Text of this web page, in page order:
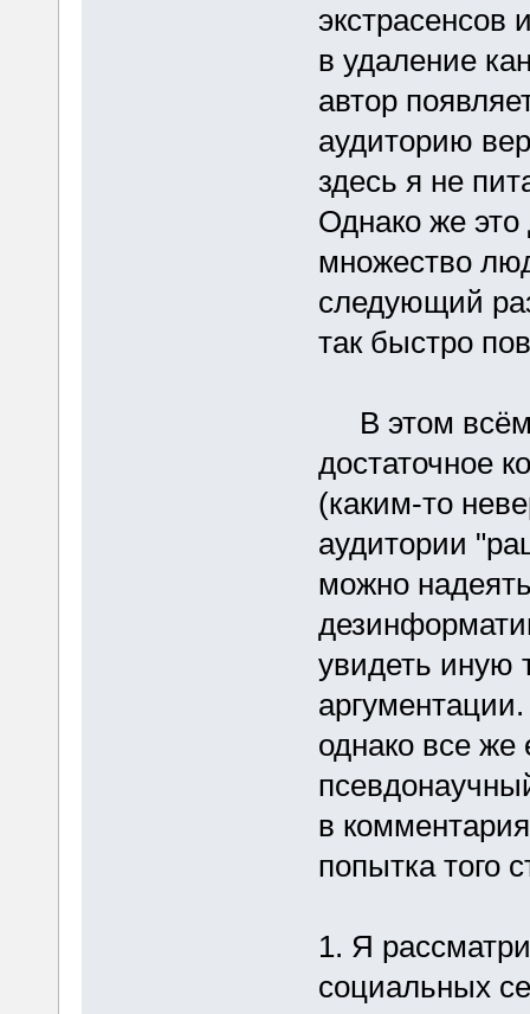
экстрасенсов
в удаление
автор
аудиторию
здесь я не
Однако же это
множество
следующий
так быстро
В этом всём
достаточное
(каким-то
аудитории
можно
увидеть иную
однако все же
в
попытка того
1. Я
социальных